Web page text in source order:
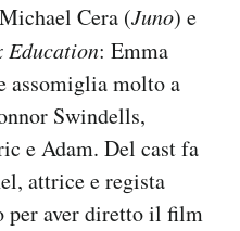
Cera (Juno) e
Education: Emma
assomiglia molto a
Swindells,
e Adam. Del cast fa
attrice e regista
per aver diretto il film